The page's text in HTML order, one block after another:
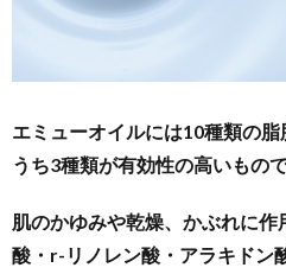
エミューオイルには10種類の
うち3種類が有効性の高いもので
肌のかゆみや乾燥、かぶれに
酸・r-リノレン酸・アラキドン